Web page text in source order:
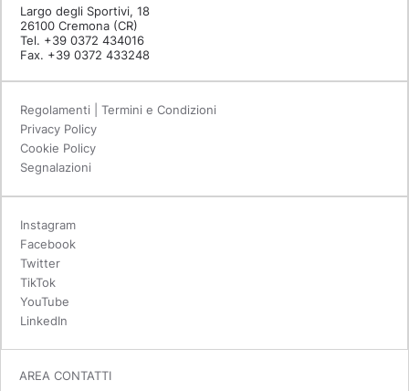
Largo degli Sportivi, 18
26100 Cremona (CR)
Tel. +39 0372 434016
Fax. +39 0372 433248
Regolamenti | Termini e Condizioni
Privacy Policy
Cookie Policy
Segnalazioni
Instagram
Facebook
Twitter
TikTok
YouTube
LinkedIn
AREA CONTATTI